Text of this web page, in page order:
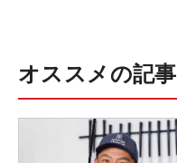
オススメの記事